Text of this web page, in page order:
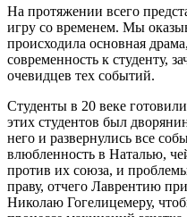
На протяжении всего
игру со временем. Мы
происходила основная
современность к студенту,
очевидцев тех событий.
Студенты в 20 веке
этих студентов был
него и развернулись все
влюбленность в Наталью,
против их союза, и
праву, отчего Лаврентию
Николаю Гогелицемеру,